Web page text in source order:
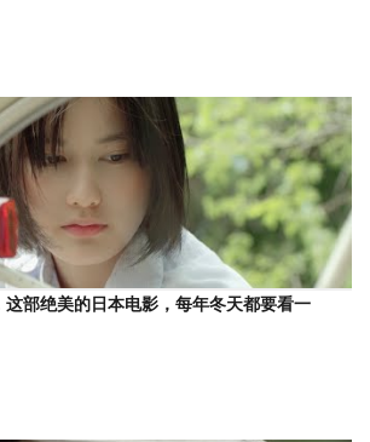
这部绝美的日本电影，每年冬天都要看一